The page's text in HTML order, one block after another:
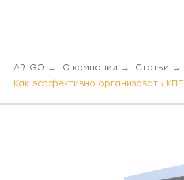
AR-GO → О компании → Статьи →
Как эффективно организовать КПП